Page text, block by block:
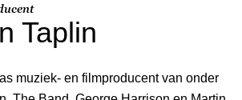
Taplin
muziek- en filmproducent van onder